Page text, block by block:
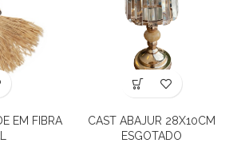
EM FIBRA
CAST ABAJUR 28X10CM
ESGOTADO